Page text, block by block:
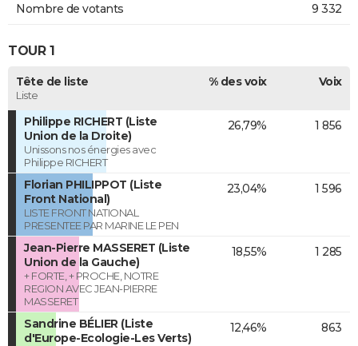
Nombre de votants 9 332
TOUR 1
Tête de liste
Liste
% des voix Voix
Philippe RICHERT (Liste
Union de la Droite)
Unissons nos énergies avec
Philippe RICHERT
26,79% 1 856
Florian PHILIPPOT (Liste
Front National)
LISTE FRONT NATIONAL
PRESENTEE PAR MARINE LE PEN
23,04% 1 596
Jean-Pierre MASSERET (Liste
Union de la Gauche)
+ FORTE, + PROCHE, NOTRE
REGION AVEC JEAN-PIERRE
MASSERET
18,55% 1 285
Sandrine BÉLIER (Liste
d'Europe-Ecologie-Les Verts)
12,46% 863